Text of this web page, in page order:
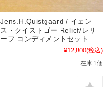
Jens.H.Quistgaard / イェン
ス・クイストゴー Relief/レリ
ーフ コンディメントセット
¥12,800(税込)
在庫 1個